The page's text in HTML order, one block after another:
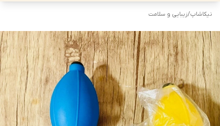
نیکاشاپ/زیبایی و سلامت